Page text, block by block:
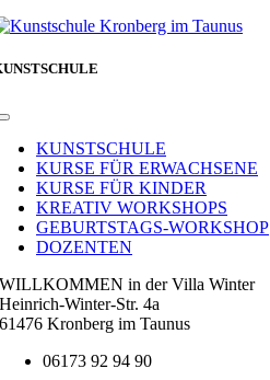
Toggle
NavigationKUNSTSCHULE
KURSE FÜR ERWACHSENE
KURSE FÜR KINDER
KREATIV WORKSHOPS
GEBURTSTAGS-WORKSHOP
DOZENTEN
WILLKOMMEN in der Villa Winter
Heinrich-Winter-Str. 4a
61476 Kronberg im Taunus
06173 92 94 90